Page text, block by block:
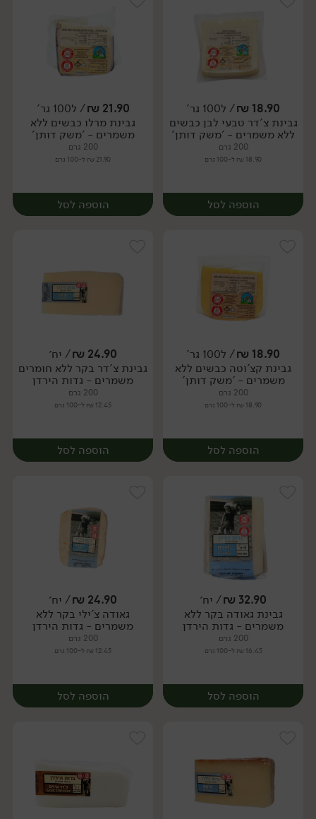
יח׳ יח׳
18.90
₪/ ל100 גר'
גבינת צ'דר טבעי לבן כבשים
ללא משמרים - 'משק דותן'
200 גרם
18.90 ₪ ל-100 גרם
הוספה לסל
יח׳
21.90
₪/ ל100 גר'
גבינת מרלו כבשים ללא
משמרים - 'משק דותן'
200 גרם
21.90 ₪ ל-100 גרם
הוספה לסל
יח׳
18.90
₪/ ל100 גר'
גבינת קצ'וטה כבשים ללא
משמרים - 'משק דותן'
200 גרם
18.90 ₪ ל-100 גרם
הוספה לסל
יח׳
24.90
₪/ יח׳
גבינת צ'דר בקר ללא חומרים
משמרים - גדות הירדן
200 גרם
12.45 ₪ ל-100 גרם
הוספה לסל
יח׳
32.90
₪/ יח׳
גבינת גאודה בקר ללא
משמרים - גדות הירדן
200 גרם
16.45 ₪ ל-100 גרם
הוספה לסל
24.90
₪/ יח׳
גאודה צ'ילי בקר ללא
משמרים - גדות הירדן
200 גרם
12.45 ₪ ל-100 גרם
הוספה לסל